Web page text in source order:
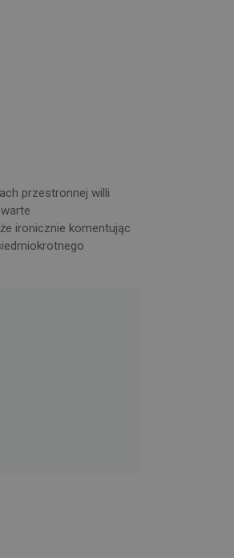
przestronnej willi
ironicznie komentując